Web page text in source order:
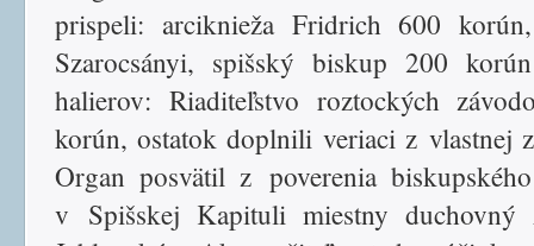
prispeli: arciknieža Fridrich 600
Szarocsányi, spišský biskup 200
halierov: Riaditeľstvo roztockých
korún, ostatok doplnili veriaci z vlastnej
Organ posvätil z poverenia
v Spišskej Kapituli miestny duchovný